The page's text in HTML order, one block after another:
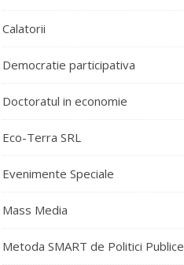
pentru a opta oara la RIUF
Calatorii
Democratie participativa
Doctoratul in economie
Eco-Terra SRL
Evenimente Speciale
Mass Media
Metoda SMART de Politici Publice